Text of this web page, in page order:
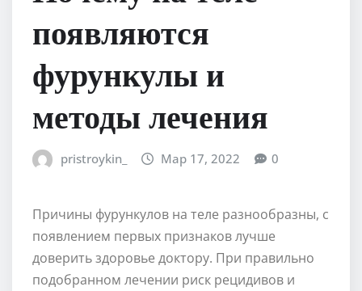
появляются
фурункулы и
методы лечения
pristroykin_ Мар 17, 2022 0
Причины фурункулов на теле разнообразны, с
появлением первых признаков лучше
доверить здоровье доктору. При правильно
подобранном лечении риск рецидивов и